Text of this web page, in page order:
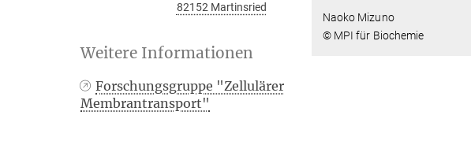
Naoko Mizuno
© MPI für Biochemie
82152 Martinsried
Weitere Informationen
Forschungsgruppe "Zellulärer
Membrantransport"